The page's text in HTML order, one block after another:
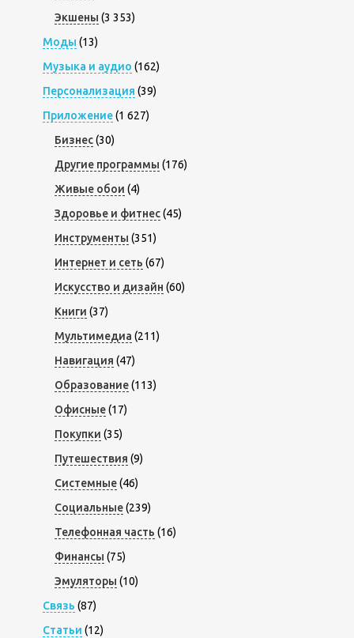
Экшены (3 353)
Моды (13)
Музыка и аудио (162)
Персонализация (39)
Приложение(1 627)
Бизнес(30)
Другие программы (176)
Живые обои (4)
Здоровье и фитнес(45)
Инструменты (351)
Интернет и сеть (67)
Искусство и дизайн (60)
Книги (37)
Мультимедиа (211)
Навигация (47)
Образование(113)
Офисные(17)
Покупки (35)
Путешествия (9)
Системные(46)
Социальные(239)
Телефонная часть (16)
Финансы (75)
Эмуляторы (10)
Связь (87)
Статьи (12)